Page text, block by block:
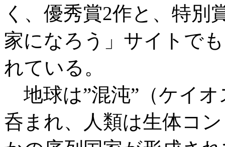
く、優秀賞2作と、特別
家になろう」サイトで
れている。
地球は”混沌”（ケイ
呑まれ、人類は生体コ